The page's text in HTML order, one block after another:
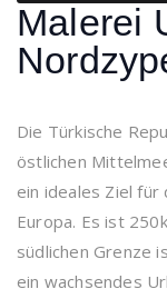
Malerei
Die Türkische
östlichen
ein ideales Ziel
Europa. Es ist
südlichen Grenze
ein wachsendes